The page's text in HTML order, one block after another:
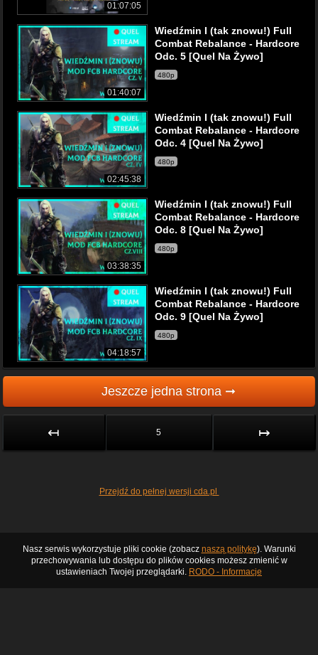
01:07:05
01:40:07
Wiedźmin I (tak znowu!) Full
Combat Rebalance - Hardcore
Odc. 5 [Quel Na Żywo]
480p
02:45:38
Wiedźmin I (tak znowu!) Full
Combat Rebalance - Hardcore
Odc. 4 [Quel Na Żywo]
480p
03:38:35
Wiedźmin I (tak znowu!) Full
Combat Rebalance - Hardcore
Odc. 8 [Quel Na Żywo]
480p
04:18:57
Wiedźmin I (tak znowu!) Full
Combat Rebalance - Hardcore
Odc. 9 [Quel Na Żywo]
480p
Jeszcze jedna strona ➞
↤ 5 ↦
Przejdź do pełnej wersji cda.pl
Nasz serwis wykorzystuje pliki cookie (zobacz naszą politykę). Warunki
przechowywania lub dostępu do plików cookies możesz zmienić w
ustawieniach Twojej przeglądarki. RODO - Informacje